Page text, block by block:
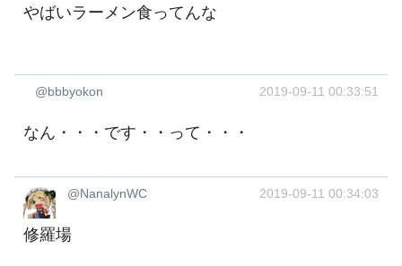
やばいラーメン食ってんな
@bbbyokon 2019-09-11 00:33:51
なん・・・です・・って・・・ ‍
@NanalynWC 2019-09-11 00:34:03
修羅場